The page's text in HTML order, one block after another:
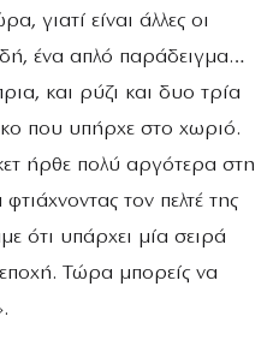
γιατί είναι άλλες οι
ένα απλό παράδειγμα…
και ρύζι και δυο τρία
που υπήρχε στο χωριό.
ήρθε πολύ αργότερα στη
τον πελτέ της
ότι υπάρχει μία σειρά
Τώρα μπορείς να